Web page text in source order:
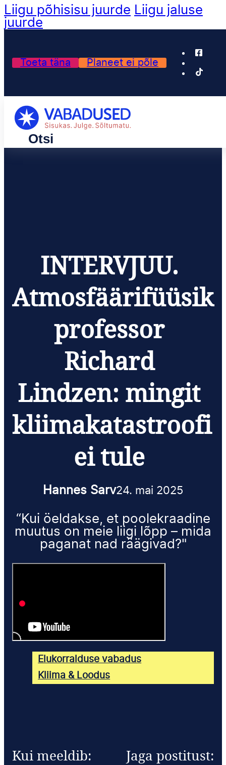
Liigu põhisisu juurde Liigu jaluse
juurde
Toeta täna Planeet ei põle
INTERVJUU.
Atmosfäärifüüsik
professor
Richard
Lindzen: mingit
kliimakatastroofi
ei tule
Hannes Sarv24. mai 2025
“Kui öeldakse, et poolekraadine
muutus on meie liigi lõpp – mida
paganat nad räägivad?"
Elukorralduse vabadus
Kliima & Loodus
Kui meeldib: Jaga postitust: